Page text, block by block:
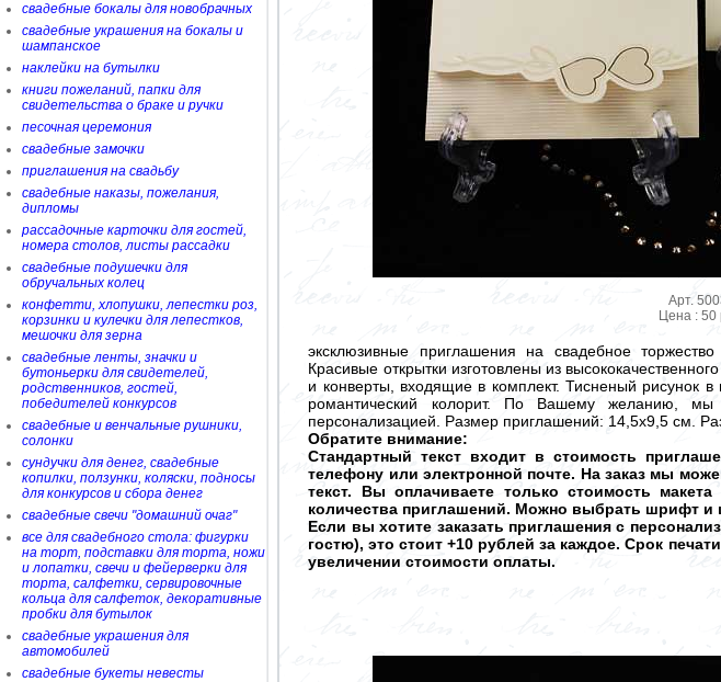
свадебные бокалы для новобрачных
свадебные украшения на бокалы и
шампанское
наклейки на бутылки
книги пожеланий, папки для
свидетельства о браке и ручки
песочная церемония
свадебные замочки
приглашения на свадьбу
свадебные наказы, пожелания,
дипломы
рассадочные карточки для гостей,
номера столов, листы рассадки
свадебные подушечки для
обручальных колец
конфетти, хлопушки, лепестки роз,
корзинки и кулечки для лепестков,
мешочки для зерна
свадебные ленты, значки и
бутоньерки для свидетелей,
родственников, гостей,
победителей конкурсов
свадебные и венчальные рушники,
солонки
сундучки для денег, свадебные
копилки, ползунки, коляски, подносы
для конкурсов и сбора денег
свадебные свечи "домашний очаг"
все для свадебного стола: фигурки
на торт, подставки для торта, ножи
и лопатки, свечи и фейерверки для
торта, салфетки, сервировочные
кольца для салфеток, декоративные
пробки для бутылок
свадебные украшения для
автомобилей
свадебные букеты невесты
Арт.
Цена : 50
эксклюзивные приглашения на свадебное
Красивые открытки изготовлены из
и конверты, входящие в комплект. Тисненый рисунок
романтический колорит. По Вашему желанию,
персонализацией. Размер приглашений: 14,5х9,5 см.
Обратите внимание:
Стандартный текст входит в стоимость
телефону или электронной почте. На заказ мы
текст. Вы оплачиваете только стоимость
количества приглашений. Можно выбрать шрифт и
Если вы хотите заказать приглашения с
гостю), это стоит +10 рублей за каждое. Срок
увеличении стоимости оплаты.